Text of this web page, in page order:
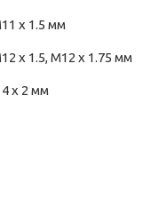
x 1.5 мм
x 1.5, M12 x 1.75 мм
x 2 мм